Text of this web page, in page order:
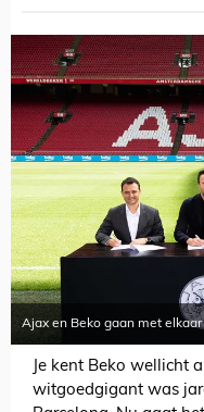
Ajax en Beko gaan met
Je kent Beko wellicht
witgoedgigant was